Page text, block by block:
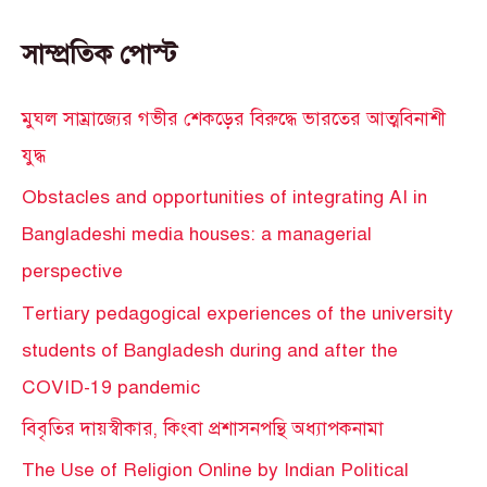
সাম্প্রতিক পোস্ট
মুঘল সাম্রাজ্যের গভীর শেকড়ের বিরুদ্ধে ভারতের আত্মবিনাশী
যুদ্ধ
Obstacles and opportunities of integrating AI in
Bangladeshi media houses: a managerial
perspective
Tertiary pedagogical experiences of the university
students of Bangladesh during and after the
COVID-19 pandemic
বিবৃতির দায়স্বীকার, কিংবা প্রশাসনপন্থি অধ্যাপকনামা
The Use of Religion Online by Indian Political